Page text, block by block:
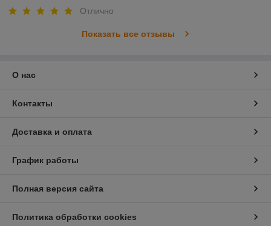
Отлично
Показать все отзывы
О нас
Контакты
Доставка и оплата
График работы
Полная версия сайта
Политика обработки cookies